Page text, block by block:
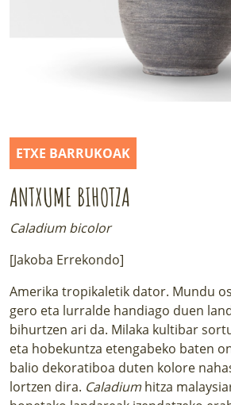
LURRAREN AGENDA
ETXE BARRUKOAK
ANTXUME BIHOTZA
Caladium bicolor
[Jakoba Errekondo]
Amerika tropikaletik dator. Mundu
gero eta lurralde handiago duen
bihurtzen ari da. Milaka kultibar
eta hobekuntza etengabeko baten
balio dekoratiboa duten kolore
lortzen dira. Caladiumhitza